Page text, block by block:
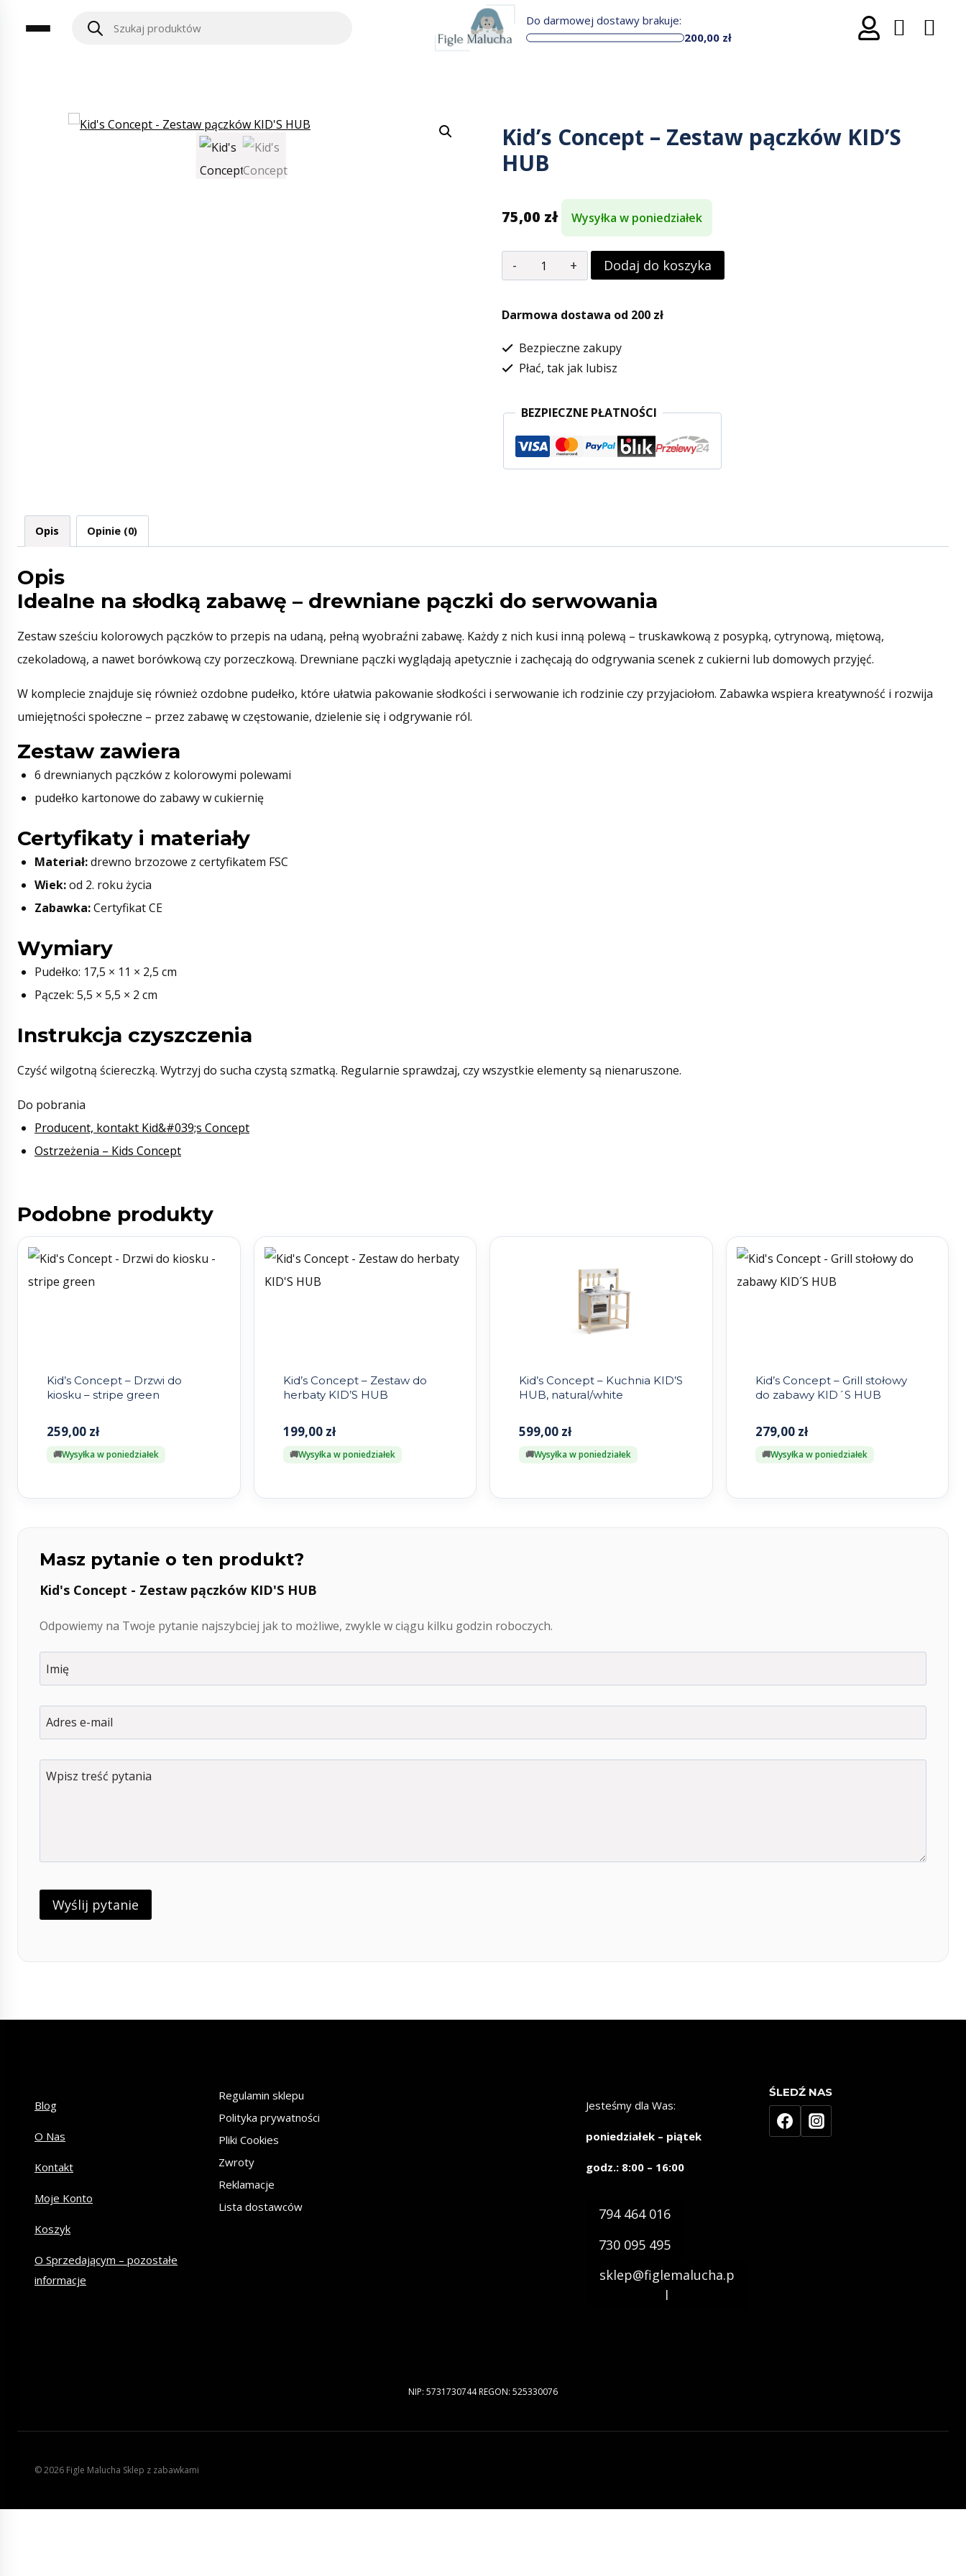
Do darmowej dostawy brakuje:
200,00 zł
Kid’s Concept – Zestaw pączków KID’S
HUB
75,00 zł Wysyłka w poniedziałek
Dodaj do koszyka
Darmowa dostawa od 200 zł
Bezpieczne zakupy
Płać, tak jak lubisz
BEZPIECZNE PŁATNOŚCI
Opis Opinie (0)
Opis
Idealne na słodką zabawę – drewniane pączki do serwowania
Zestaw sześciu kolorowych pączków to przepis na udaną, pełną wyobraźni zabawę. Każdy z nich kusi inną polewą – truskawkową z posypką, cytrynową, miętową,
czekoladową, a nawet borówkową czy porzeczkową. Drewniane pączki wyglądają apetycznie i zachęcają do odgrywania scenek z cukierni lub domowych przyjęć.
W komplecie znajduje się również ozdobne pudełko, które ułatwia pakowanie słodkości i serwowanie ich rodzinie czy przyjaciołom. Zabawka wspiera kreatywność i rozwija
umiejętności społeczne – przez zabawę w częstowanie, dzielenie się i odgrywanie ról.
Zestaw zawiera
6 drewnianych pączków z kolorowymi polewami
pudełko kartonowe do zabawy w cukiernię
Certyfikaty i materiały
Materiał:drewno brzozowe z certyfikatem FSC
Wiek:od 2. roku życia
Zabawka:Certyfikat CE
Wymiary
Pudełko: 17,5 × 11 × 2,5 cm
Pączek: 5,5 × 5,5 × 2 cm
Instrukcja czyszczenia
Czyść wilgotną ściereczką. Wytrzyj do sucha czystą szmatką. Regularnie sprawdzaj, czy wszystkie elementy są nienaruszone.
Do pobrania
Producent, kontakt Kid&#039;s Concept
Ostrzeżenia – Kids Concept
Podobne produkty
Kid’s Concept – Drzwi do
kiosku – stripe green
259,00 zł
Wysyłka w poniedziałek
Kid’s Concept – Zestaw do
herbaty KID’S HUB
199,00 zł
Wysyłka w poniedziałek
Kid’s Concept – Kuchnia KID’S
HUB, natural/white
599,00 zł
Wysyłka w poniedziałek
Kid’s Concept – Grill stołowy
do zabawy KID´S HUB
279,00 zł
Wysyłka w poniedziałek
Masz pytanie o ten produkt?
Kid's Concept - Zestaw pączków KID'S HUB
Odpowiemy na Twoje pytanie najszybciej jak to możliwe, zwykle w ciągu kilku godzin roboczych.
Blog
O Nas
Kontakt
Moje Konto
Koszyk
O Sprzedającym – pozostałe
informacje
Regulamin sklepu
Polityka prywatności
Pliki Cookies
Zwroty
Reklamacje
Lista dostawców
Jesteśmy dla Was:
poniedziałek – piątek
godz.: 8:00 – 16:00
794 464 016
730 095 495
sklep@figlemalucha.p
l
ŚLEDŹ NAS
NIP: 5731730744 REGON: 525330076
© 2026 Figle Malucha Sklep z zabawkami